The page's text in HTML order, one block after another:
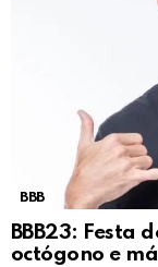
BBB
BBB23: Festa
octógono e